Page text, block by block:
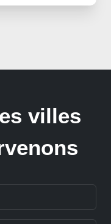
villes